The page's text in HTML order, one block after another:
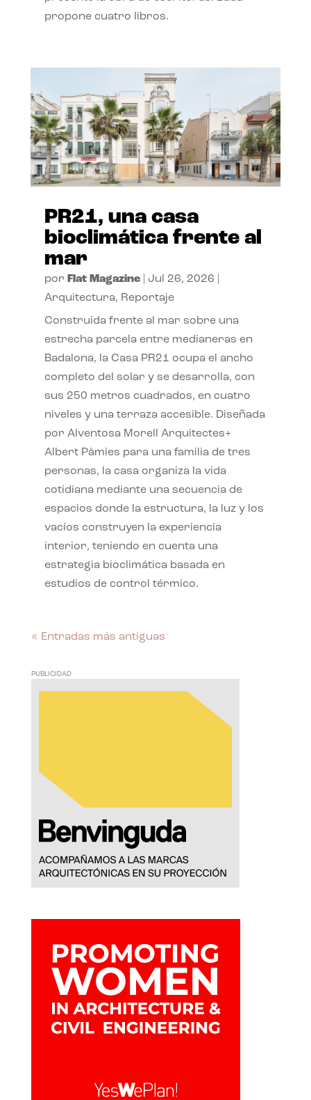
propone cuatro libros.
PR21, una casa
bioclimática frente al
mar
por Flat Magazine| Jul 26, 2026
Arquitectura, Reportaje
Construida frente al mar sobre una
estrecha parcela entre medianeras en
Badalona, la Casa PR21 ocupa el ancho
completo del solar y se desarrolla, con
sus 250 metros cuadrados, en cuatro
niveles y una terraza accesible. Diseñada
por Alventosa Morell Arquitectes+
Albert Pàmies para una familia de tres
personas, la casa organiza la vida
cotidiana mediante una secuencia de
espacios donde la estructura, la luz y los
vacíos construyen la experiencia
interior, teniendo en cuenta una
estrategia bioclimática basada en
estudios de control térmico.
« Entradas más antiguas
PUBLICIDAD